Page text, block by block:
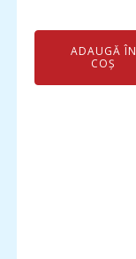
335 lei.
ADAUGĂ ÎN
COȘ